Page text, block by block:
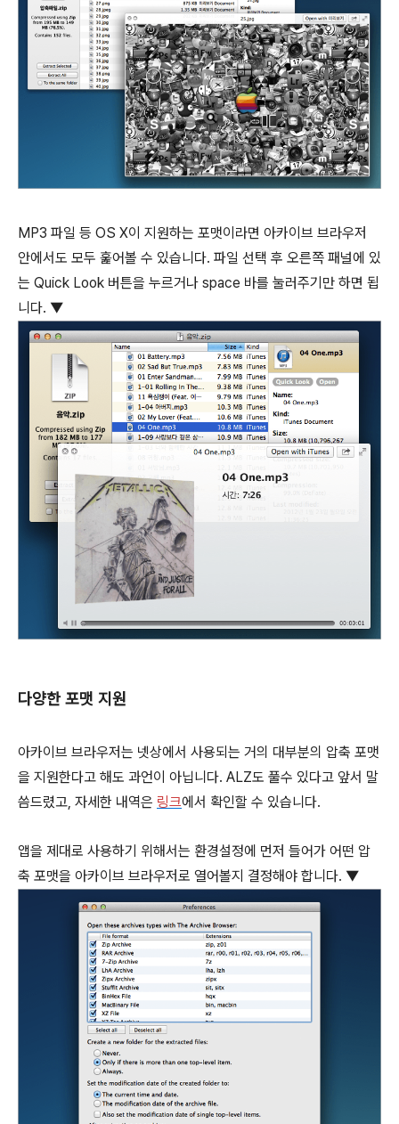
MP3 파일 등 OS X이 지원하는 포맷이라면 아카이브 브라우저
안에서도 모두 훑어볼 수 있습니다. 파일 선택 후 오른쪽 패널에 있
는 Quick Look 버튼을 누르거나 space 바를 눌러주기만 하면 됩
니다. ▼
다양한 포맷 지원
아카이브 브라우저는 넷상에서 사용되는 거의 대부분의 압축 포맷
을 지원한다고 해도 과언이 아닙니다. ALZ도 풀수 있다고 앞서 말
씀드렸고, 자세한 내역은 링크에서 확인할 수 있습니다.
앱을 제대로 사용하기 위해서는 환경설정에 먼저 들어가 어떤 압
축 포맷을 아카이브 브라우저로 열어볼지 결정해야 합니다. ▼